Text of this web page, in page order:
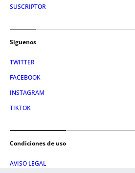
SUSCRIPTOR
Síguenos
TWITTER
FACEBOOK
INSTAGRAM
TIKTOK
Condiciones de uso
AVISO LEGAL